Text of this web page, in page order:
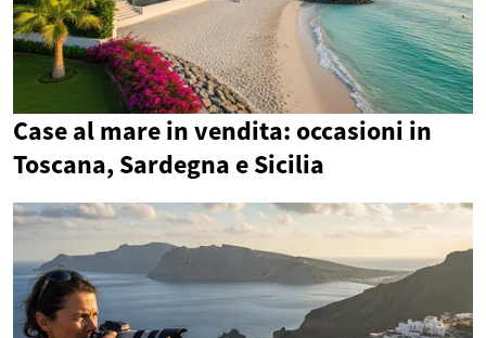
Case al mare in vendita: occasioni in
Toscana, Sardegna e Sicilia